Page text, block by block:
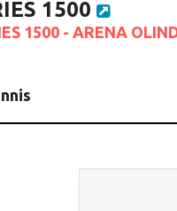
1500
1500 - ARENA